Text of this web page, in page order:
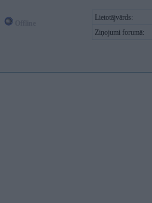
Lietotājvārds:
Ziņojumi forumā: